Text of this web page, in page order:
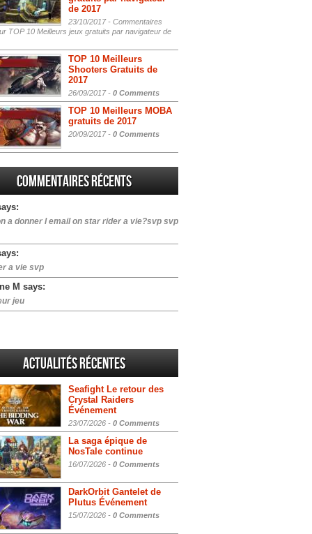
de 2017
23/10/2017 - Commentaires
TOP 10 Meilleurs jeux gratuits par navigateur de
TOP 10 Meilleurs
Shooters Gratuits de
2017
26/09/2017 - 0 Comments
TOP 10 Meilleurs MOBA
gratuits de 2017
20/09/2017 - 0 Comments
Commentaires récents
a donner l email on star rider a vie?svp svp
a vie svp
M says:
jeu
Actualités Récentes
Seafight Le retour des
Crystal Raiders
Événement
23/07/2026 - 0 Comments
La saga épique de
NosTale continue
16/07/2026 - 0 Comments
DarkOrbit Gantelet de
Plutus Événement
15/07/2026 - 0 Comments